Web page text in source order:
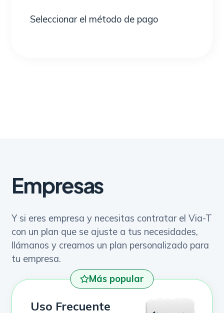
Seleccionar el método de pago
Empresas
Y si eres empresa y necesitas contratar el Via-T
con un plan que se ajuste a tus necesidades,
llámanos y creamos un plan personalizado para
tu empresa.
Más popular
Uso Frecuente